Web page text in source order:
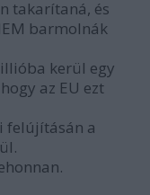
takarítaná, és
barmolnák
kerül egy
az EU ezt
felújításán a